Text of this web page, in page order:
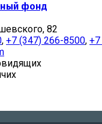
фонд
82
, +7 (347) 266-8500,